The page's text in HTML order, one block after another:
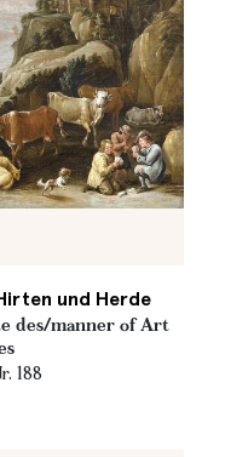
und Herde
des/manner of Art
188